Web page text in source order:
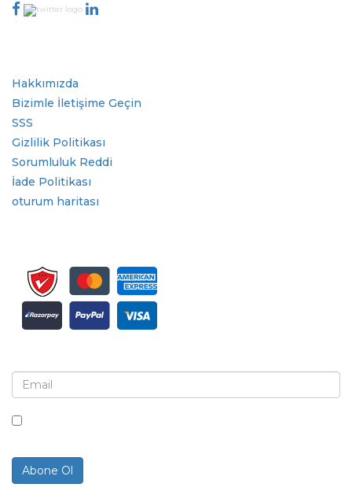
Hakkımızda
Bizimle İletişime Geçin
SSS
Gizlilik Politikası
Sorumluluk Reddi
İade Politikası
oturum haritası
Abone Ol